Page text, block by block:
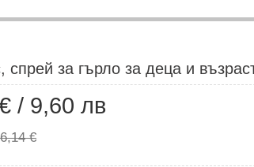
спрей за гърло за деца и
/ 9,60 лв
6,14 €